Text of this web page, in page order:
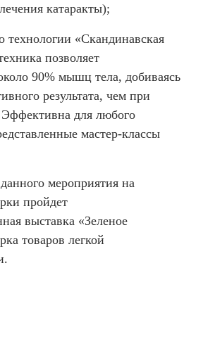
катаракты);
технологии «Скандинавская
позволяет
90% мышц тела, добиваясь
результата, чем при
для любого
мастер-классы
мероприятия на
пройдет
выставка «Зеленое
товаров легкой